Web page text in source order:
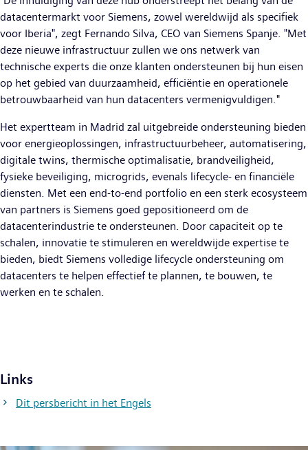
datacentermarkt voor Siemens, zowel wereldwijd als specifiek
voor Iberia", zegt Fernando Silva, CEO van Siemens Spanje. "Met
deze nieuwe infrastructuur zullen we ons netwerk van
technische experts die onze klanten ondersteunen bij hun eisen
op het gebied van duurzaamheid, efficiëntie en operationele
betrouwbaarheid van hun datacenters vermenigvuldigen."
Het expertteam in Madrid zal uitgebreide ondersteuning bieden
voor energieoplossingen, infrastructuurbeheer, automatisering,
digitale twins, thermische optimalisatie, brandveiligheid,
fysieke beveiliging, microgrids, evenals lifecycle- en financiële
diensten. Met een end-to-end portfolio en een sterk ecosysteem
van partners is Siemens goed gepositioneerd om de
datacenterindustrie te ondersteunen. Door capaciteit op te
schalen, innovatie te stimuleren en wereldwijde expertise te
bieden, biedt Siemens volledige lifecycle ondersteuning om
datacenters te helpen effectief te plannen, te bouwen, te
werken en te schalen.
Links
Dit persbericht in het Engels